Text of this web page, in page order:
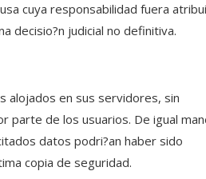
cuya responsabilidad fuera
decisio?n judicial no definitiva.
alojados en sus servidores, sin
parte de los usuarios. De igual
datos podri?an haber sido
copia de seguridad.